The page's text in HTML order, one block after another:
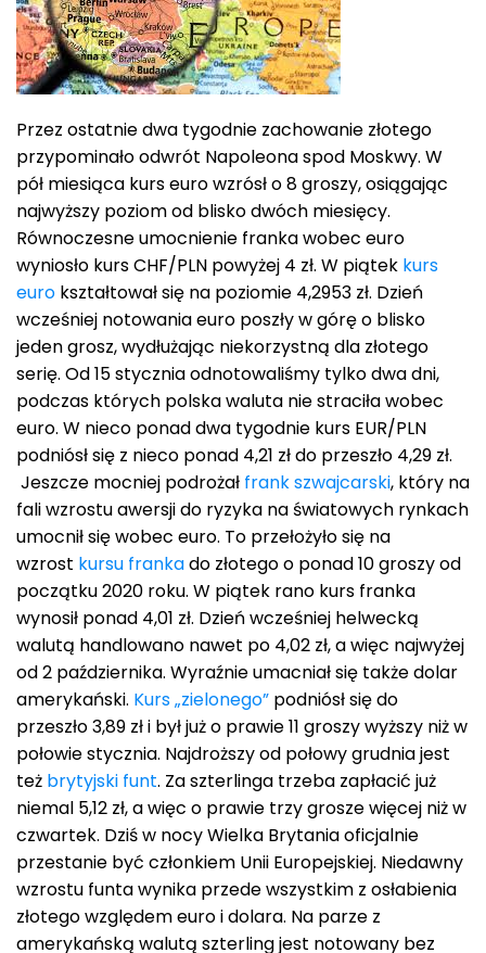
Przez ostatnie dwa tygodnie zachowanie złotego
przypominało odwrót Napoleona spod Moskwy. W
pół miesiąca kurs euro wzrósł o 8 groszy, osiągając
najwyższy poziom od blisko dwóch miesięcy.
Równoczesne umocnienie franka wobec euro
wyniosło kurs CHF/PLN powyżej 4 zł. W piątek kurs
euro kształtował się na poziomie 4,2953 zł. Dzień
wcześniej notowania euro poszły w górę o blisko
jeden grosz, wydłużając niekorzystną dla złotego
serię. Od 15 stycznia odnotowaliśmy tylko dwa dni,
podczas których polska waluta nie straciła wobec
euro. W nieco ponad dwa tygodnie kurs EUR/PLN
podniósł się z nieco ponad 4,21 zł do przeszło 4,29 zł.
Jeszcze mocniej podrożał frank szwajcarski, który na
fali wzrostu awersji do ryzyka na światowych rynkach
umocnił się wobec euro. To przełożyło się na
wzrost kursu frankado złotego o ponad 10 groszy od
początku 2020 roku. W piątek rano kurs franka
wynosił ponad 4,01 zł. Dzień wcześniej helwecką
walutą handlowano nawet po 4,02 zł, a więc najwyżej
od 2 października. Wyraźnie umacniał się także dolar
amerykański. Kurs „zielonego” podniósł się do
przeszło 3,89 zł i był już o prawie 11 groszy wyższy niż w
połowie stycznia. Najdroższy od połowy grudnia jest
też brytyjski funt. Za szterlinga trzeba zapłacić już
niemal 5,12 zł, a więc o prawie trzy grosze więcej niż w
czwartek. Dziś w nocy Wielka Brytania oficjalnie
przestanie być członkiem Unii Europejskiej. Niedawny
wzrostu funta wynika przede wszystkim z osłabienia
złotego względem euro i dolara. Na parze z
amerykańską walutą szterling jest notowany bez